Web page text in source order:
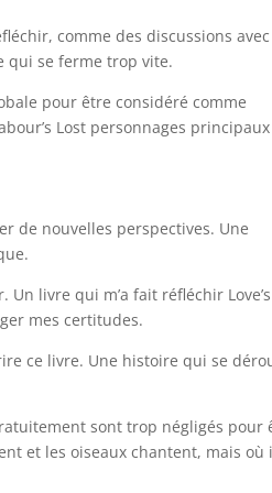
comme des discussions
qui se ferme trop vite.
pour être considéré comme
Lost personnages principaux
de nouvelles perspectives. Une
livre qui m’a fait réfléchir Love’s
mes certitudes.
ce livre. Une histoire qui se
sont trop négligés pour
et les oiseaux chantent, mais où